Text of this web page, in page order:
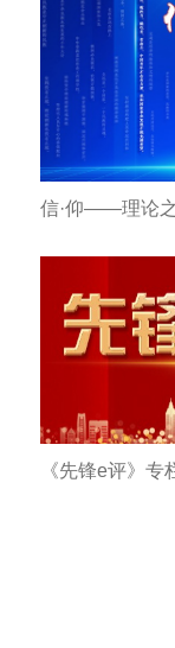
信·仰——理论
《先锋e评》专